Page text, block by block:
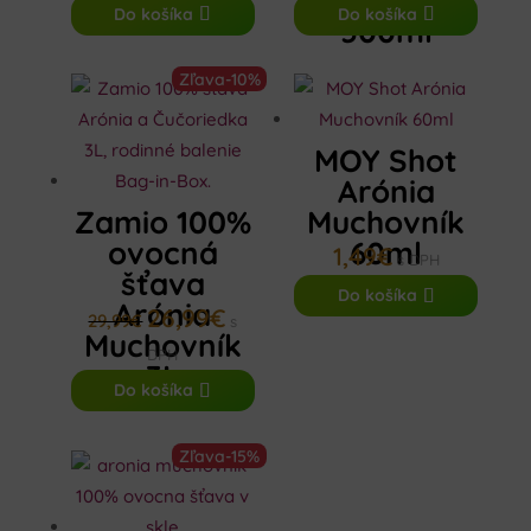
47,88€.
46,44€.
Do košíka 500ml
bola:
je:
Do košíka
Zľava-10%
Zamio 100%
ovocná
šťava
Arónia
Muchovník
3L
29,99€Pôvodná
cena
bola:
29,99€.
26,99€Aktuálna
cena
26,99€.
s
DPH
Do košíka
MOY Shot
Arónia
Muchovník
60ml
1,49€s DPH
Do košíka
Zľava-15%